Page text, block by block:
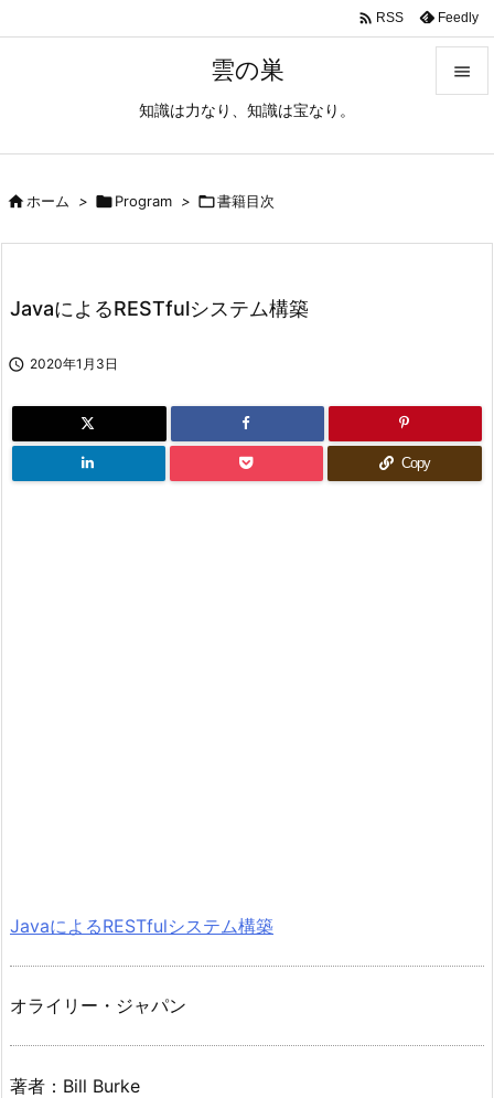
雲の巣
知識は力なり、知識は宝なり。

 RSS Feedly
ホーム > Program > 書籍目次
JavaによるRESTfulシステム構築
 2020年1月3日
Copy
JavaによるRESTfulシステム構築
オライリー・ジャパン
著者：Bill Burke